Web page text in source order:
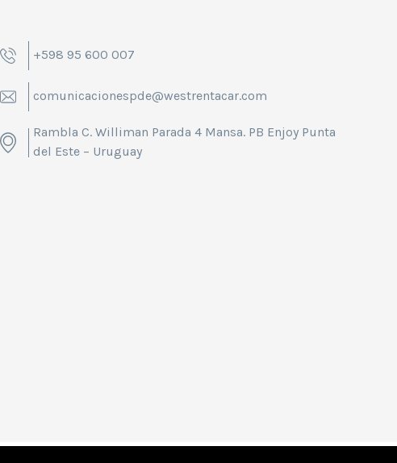
+598 95 600 007
comunicacionespde@westrentacar.com
Rambla C. Williman Parada 4 Mansa. PB Enjoy Punta
del Este – Uruguay